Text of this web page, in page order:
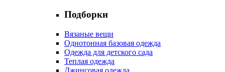
Подборки
Вязаные вещи
Однотонная базовая одежда
Одежда для детского сада
Теплая одежда
Джинсовая одежда